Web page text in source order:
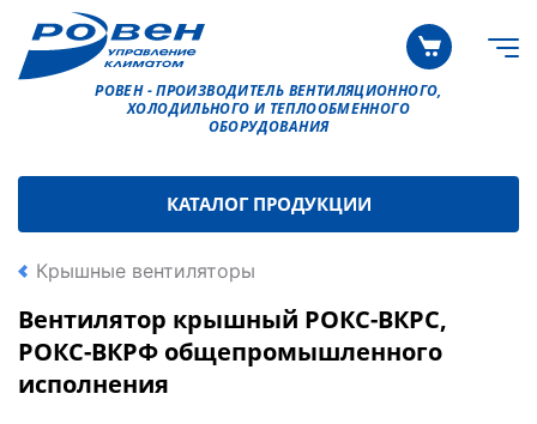
РОВЕН - ПРОИЗВОДИТЕЛЬ ВЕНТИЛЯЦИОННОГО,
ХОЛОДИЛЬНОГО И ТЕПЛООБМЕННОГО
ОБОРУДОВАНИЯ
КАТАЛОГ ПРОДУКЦИИ
Крышные вентиляторы
Вентилятор крышный РОКС-ВКРС,
РОКС-ВКРФ общепромышленного
исполнения